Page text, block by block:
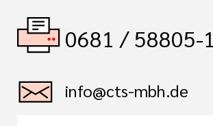
0681 / 58805-
info@cts-mbh.de